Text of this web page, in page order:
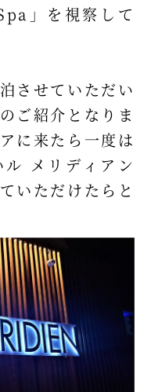
」を視察して
させていただい
ご紹介となりま
に来たら一度は
メリディアン
いただけたらと